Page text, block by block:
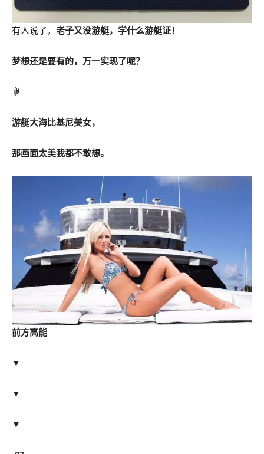
有人说了， 老子又没游艇，学什么游艇证！
梦想还是要有的，万一实现了呢？
☟
游艇大海比基尼美女，
那画面太美我都不敢想。
前方高能
▼
▼
▼